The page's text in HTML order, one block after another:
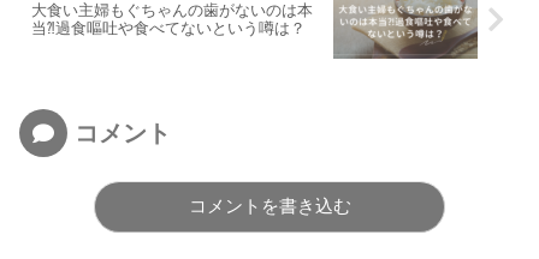
大食い主婦もぐちゃんの歯がないのは本
当⁈過食嘔吐や食べてないという噂は？
コメント
コメントを書き込む